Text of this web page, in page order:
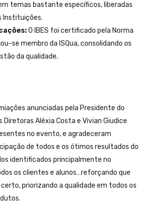
temas bastante específicos, liberadas
Instituições.
O IBES foi certificado pela Norma
se membro da ISQua, consolidando os
da qualidade.
anunciadas pela Presidente do
Diretoras Aléxia Costa e Vivian Giudice
no evento, e agradeceram
de todos e os ótimos resultados do
identificados principalmente no
os clientes e alunos…reforçando que
priorizando a qualidade em todos os